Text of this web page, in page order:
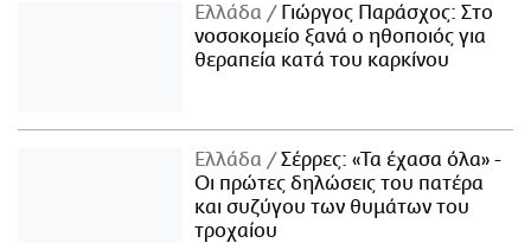
Ελλάδα
Γιώργος Παράσχος: Στο
νοσοκομείο ξανά ο ηθοποιός για
θεραπεία κατά του καρκίνου
Ελλάδα
Σέρρες: «Τα έχασα όλα» -
Οι πρώτες δηλώσεις του πατέρα
και συζύγου των θυμάτων του
τροχαίου